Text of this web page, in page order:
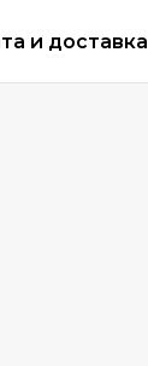
и доставка